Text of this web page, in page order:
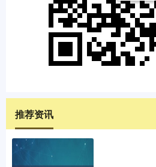
推荐资讯